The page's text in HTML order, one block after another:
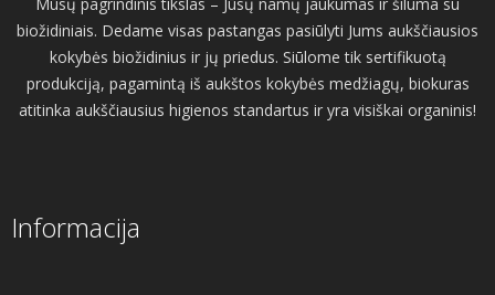
biožidiniais. Dedame visas pastangas pasiūlyti Jums aukščiausios
kokybės biožidinius ir jų priedus. Siūlome tik sertifikuotą
produkciją, pagamintą iš aukštos kokybės medžiagų, biokuras
atitinka aukščiausius higienos standartus ir yra visiškai organinis!
Informacija